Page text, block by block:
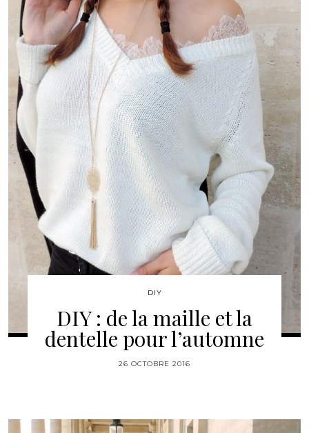
DIY
DIY : de la maille et la
dentelle pour l’automne
26 OCTOBRE 2016